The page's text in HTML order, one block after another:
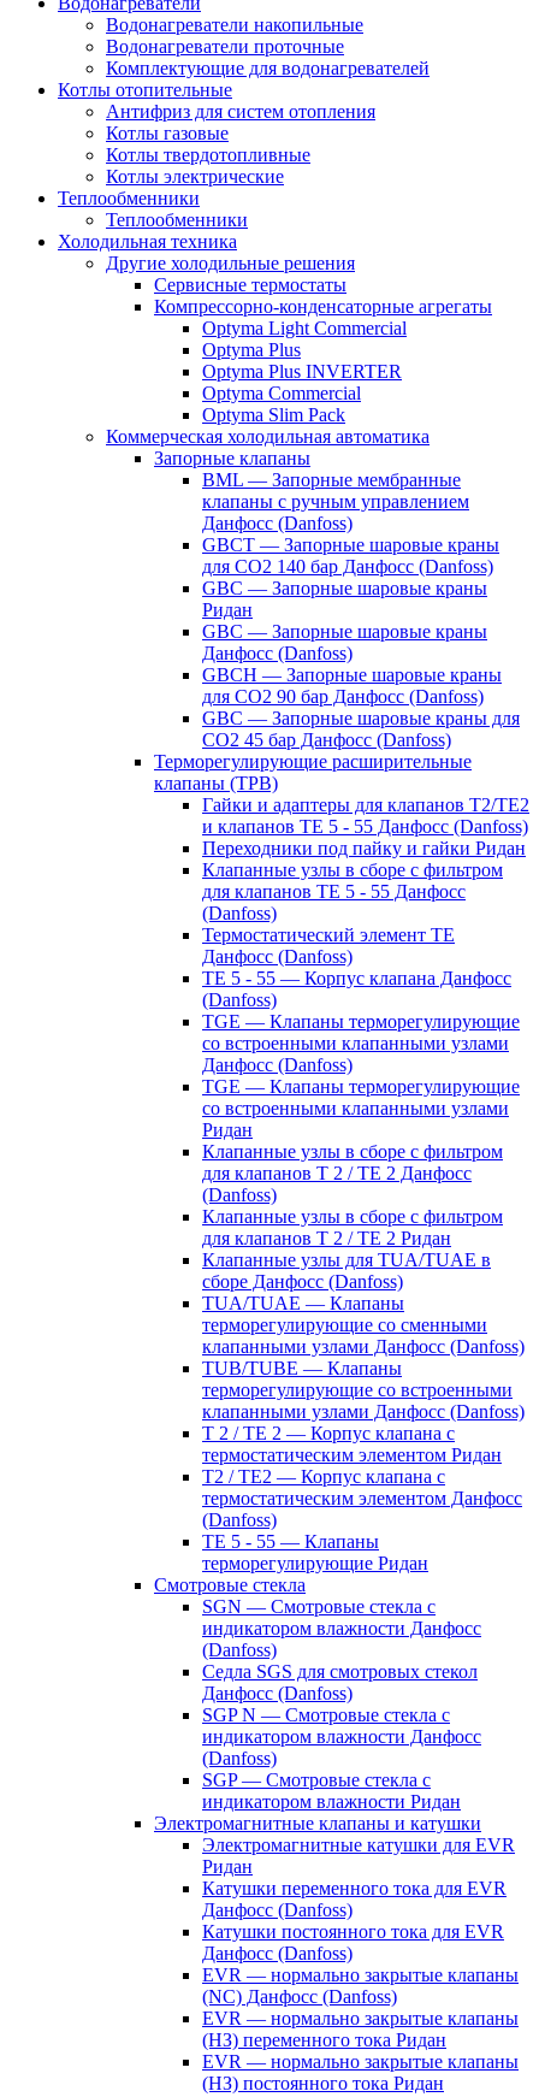
Водонагреватели накопильные
Водонагреватели проточные
Комплектующие для водонагревателей
Котлы отопительные
Антифриз для систем отопления
Котлы газовые
Котлы твердотопливные
Котлы электрические
Теплообменники
Теплообменники
Холодильная техника
Другие холодильные решения
Сервисные термостаты
Компрессорно-конденсаторные агрегаты
Optyma Light Commercial
Optyma Plus
Optyma Plus INVERTER
Optyma Commercial
Optyma Slim Pack
Коммерческая холодильная автоматика
Запорные клапаны
BML — Запорные мембранные
клапаны с ручным управлением
Данфосс (Danfoss)
GBCT — Запорные шаровые краны
для CO2 140 бар Данфосс (Danfoss)
GBC — Запорные шаровые краны
Ридан
GBC — Запорные шаровые краны
Данфосс (Danfoss)
GBCH — Запорные шаровые краны
для CO2 90 бар Данфосс (Danfoss)
GBC — Запорные шаровые краны для
CO2 45 бар Данфосс (Danfoss)
Терморегулирующие расширительные
клапаны (ТРВ)
Гайки и адаптеры для клапанов T2/TE2
и клапанов TE 5 - 55 Данфосс (Danfoss)
Переходники под пайку и гайки Ридан
Клапанные узлы в сборе с фильтром
для клапанов TE 5 - 55 Данфосс
(Danfoss)
Термостатический элемент TE
Данфосс (Danfoss)
TE 5 - 55 — Корпус клапана Данфосс
(Danfoss)
TGE — Клапаны терморегулирующие
со встроенными клапанными узлами
Данфосс (Danfoss)
TGE — Клапаны терморегулирующие
со встроенными клапанными узлами
Ридан
Клапанные узлы в сборе с фильтром
для клапанов T 2 / TE 2 Данфосс
(Danfoss)
Клапанные узлы в сборе с фильтром
для клапанов T 2 / TE 2 Ридан
Клапанные узлы для TUA/TUAE в
сборе Данфосс (Danfoss)
TUA/TUAE — Клапаны
терморегулирующие со сменными
клапанными узлами Данфосс (Danfoss)
TUB/TUBE — Клапаны
терморегулирующие со встроенными
клапанными узлами Данфосс (Danfoss)
T 2 / TE 2 — Корпус клапана с
термостатическим элементом Ридан
T2 / TE2 — Корпус клапана с
термостатическим элементом Данфосс
(Danfoss)
TE 5 - 55 — Клапаны
терморегулирующие Ридан
Смотровые стекла
SGN — Смотровые стекла с
индикатором влажности Данфосс
(Danfoss)
Седла SGS для смотровых стекол
Данфосс (Danfoss)
SGP N — Смотровые стекла с
индикатором влажности Данфосс
(Danfoss)
SGP — Смотровые стекла с
индикатором влажности Ридан
Электромагнитные клапаны и катушки
Электромагнитные катушки для EVR
Ридан
Катушки переменного тока для EVR
Данфосс (Danfoss)
Катушки постоянного тока для EVR
Данфосс (Danfoss)
EVR — нормально закрытые клапаны
(NC) Данфосс (Danfoss)
EVR — нормально закрытые клапаны
(НЗ) переменного тока Ридан
EVR — нормально закрытые клапаны
(НЗ) постоянного тока Ридан